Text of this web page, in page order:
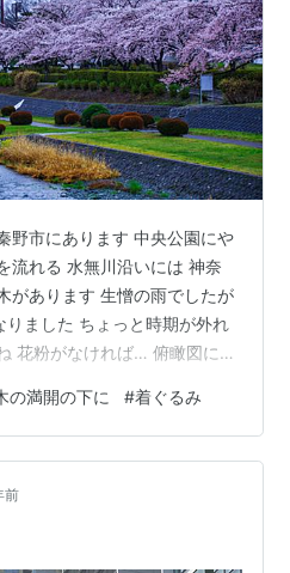
野市にあります 中央公園にや
流れる 水無川沿いには 神奈
があります 生憎の雨でしたが
ました ちょっと時期が外れ
花粉がなければ… 俯瞰図にな
は本物に出ていただきましょ
す 実は先程の人形は 東京に
いう場所で 好きな格好をス
ったんだそうです
わけで、実物大をスキャン…
の満開の下に #着ぐるみ
前